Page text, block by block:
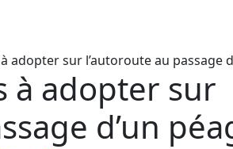
adopter sur l’autoroute au passage
à adopter sur
d’un